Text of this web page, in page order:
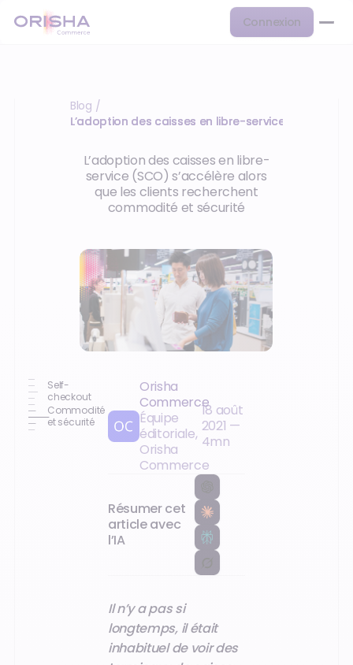
Connexion
Blog /
L’adoption des caisses en libre-service (SCO)
L’adoption des caisses en libre-
service (SCO) s’accélère alors
que les clients recherchent
commodité et sécurité
Self-
checkout
Commodité
et sécurité
Orisha
Commerce
Équipe
éditoriale,
Orisha
Commerce
18 août
2021 —
4mn
Résumer cet
article avec
l’IA
Il n’y a pas si
longtemps, il était
inhabituel de voir des